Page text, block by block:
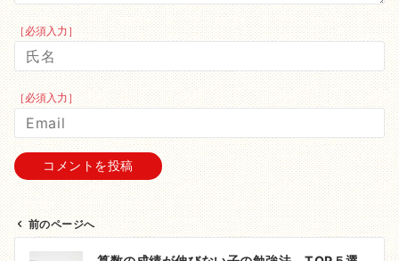
［必須入力］
［必須入力］
投
前のページへ